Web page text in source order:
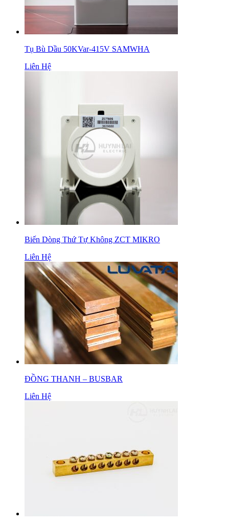
Tụ Bù Dầu 50KVar-415V SAMWHA
Liên Hệ
Biến Dòng Thứ Tự Không ZCT MIKRO
Liên Hệ
ĐỒNG THANH – BUSBAR
Liên Hệ